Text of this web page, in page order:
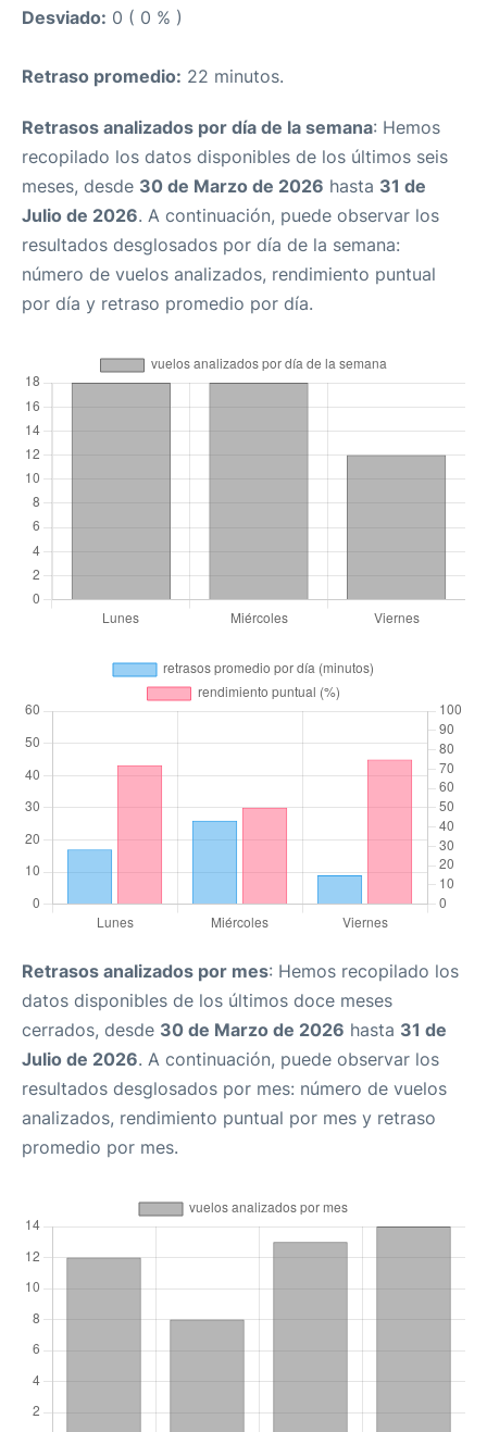
Desviado: 0 ( 0 % )
Retraso promedio: 22 minutos.
Retrasos analizados por día de la semana: Hemos
recopilado los datos disponibles de los últimos seis
meses, desde 30 de Marzo de 2026 hasta 31 de
Julio de 2026. A continuación, puede observar los
resultados desglosados por día de la semana:
número de vuelos analizados, rendimiento puntual
por día y retraso promedio por día.
Retrasos analizados por mes: Hemos recopilado los
datos disponibles de los últimos doce meses
cerrados, desde 30 de Marzo de 2026 hasta 31 de
Julio de 2026. A continuación, puede observar los
resultados desglosados por mes: número de vuelos
analizados, rendimiento puntual por mes y retraso
promedio por mes.